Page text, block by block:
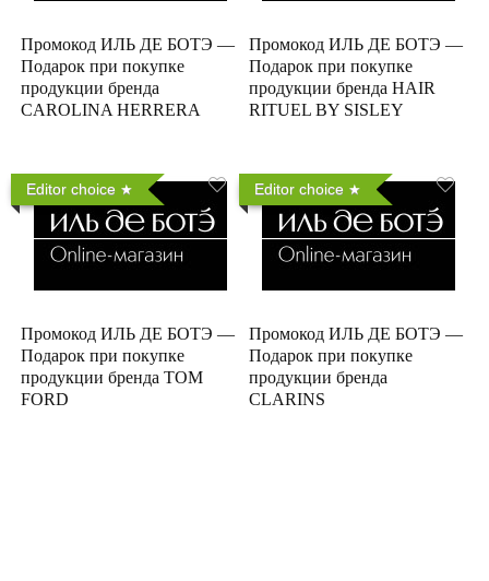
Промокод ИЛЬ ДЕ БОТЭ —
Подарок при покупке
продукции бренда
CAROLINA HERRERA
Промокод ИЛЬ ДЕ БОТЭ —
Подарок при покупке
продукции бренда HAIR
RITUEL BY SISLEY
Editor choice
Промокод ИЛЬ ДЕ БОТЭ —
Подарок при покупке
продукции бренда TOM
FORD
Editor choice
Промокод ИЛЬ ДЕ БОТЭ —
Подарок при покупке
продукции бренда
CLARINS